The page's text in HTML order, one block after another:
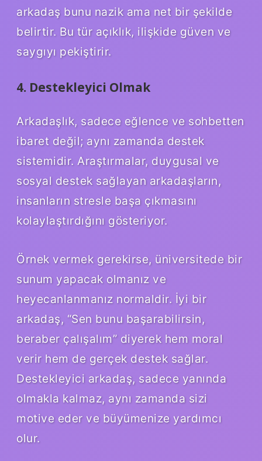
arkadaş bunu nazik ama net bir şekilde
belirtir. Bu tür açıklık, ilişkide güven ve
saygıyı pekiştirir.
4. Destekleyici Olmak
Arkadaşlık, sadece eğlence ve sohbetten
ibaret değil; aynı zamanda destek
sistemidir. Araştırmalar, duygusal ve
sosyal destek sağlayan arkadaşların,
insanların stresle başa çıkmasını
kolaylaştırdığını gösteriyor.
Örnek vermek gerekirse, üniversitede bir
sunum yapacak olmanız ve
heyecanlanmanız normaldir. İyi bir
arkadaş, “Sen bunu başarabilirsin,
beraber çalışalım” diyerek hem moral
verir hem de gerçek destek sağlar.
Destekleyici arkadaş, sadece yanında
olmakla kalmaz, aynı zamanda sizi
motive eder ve büyümenize yardımcı
olur.